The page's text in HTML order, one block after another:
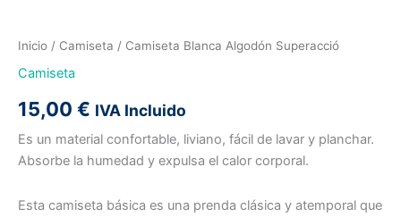
Inicio / Camiseta / Camiseta Blanca Algodón Superacció
Camiseta
15,00 € IVA Incluido
Es un material confortable, liviano, fácil de lavar y planchar.
Absorbe la humedad y expulsa el calor corporal.
Esta camiseta básica es una prenda clásica y atemporal que